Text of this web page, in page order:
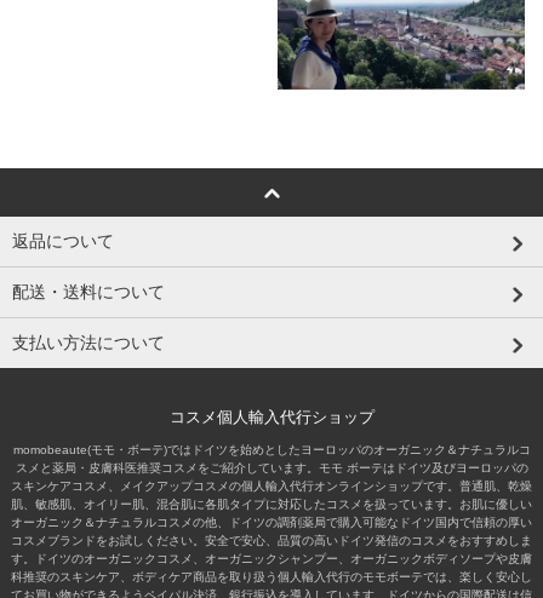
返品について
配送・送料について
支払い方法について
コスメ個人輸入代行ショップ
momobeaute(モモ・ボーテ)ではドイツを始めとしたヨーロッパのオーガニック＆ナチュラルコ
スメと薬局・皮膚科医推奨コスメをご紹介しています。モモ ボーテはドイツ及びヨーロッパの
スキンケアコスメ、メイクアップコスメの個人輸入代行オンラインショップです。普通肌、乾燥
肌、敏感肌、オイリー肌、混合肌に各肌タイプに対応したコスメを扱っています。お肌に優しい
オーガニック＆ナチュラルコスメの他、ドイツの調剤薬局で購入可能なドイツ国内で信頼の厚い
コスメブランドをお試しください。安全で安心、品質の高いドイツ発信のコスメをおすすめしま
す。ドイツのオーガニックコスメ、オーガニックシャンプー、オーガニックボディソープや皮膚
科推奨のスキンケア、ボディケア商品を取り扱う個人輸入代行のモモボーテでは、楽しく安心し
てお買い物ができるようペイパル決済、銀行振込を導入しています。ドイツからの国際配送は信